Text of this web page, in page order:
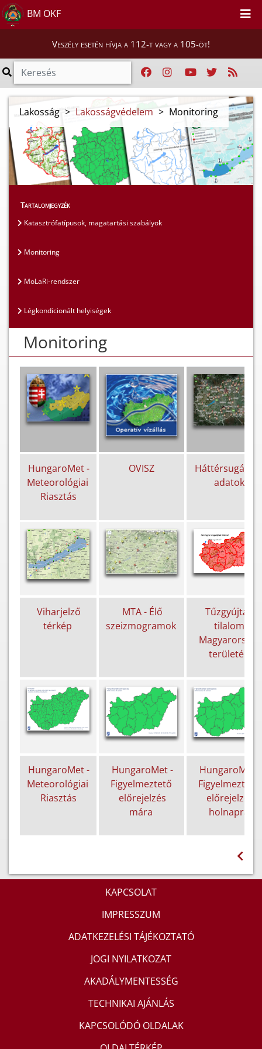
BM OKF
Veszély esetén hívja a 112-t vagy a 105-öt!
Lakosság > Lakosságvédelem > Monitoring
Tartalomjegyzék
Katasztrófatípusok, magatartási szabályok
Monitoring
MoLaRi-rendszer
Légkondicionált helyiségek
Monitoring
HungaroMet -
Meteorológiai
Riasztás
OVISZ
adatok
Viharjelző
térkép
MTA - Élő
szeizmogramok
Tűzgyújtási
tilalom
Magyarország
területén
HungaroMet -
Meteorológiai
Riasztás
HungaroMet -
Figyelmeztető
előrejelzés
mára
HungaroMet -
Figyelmeztető
előrejelzés
holnapra
KAPCSOLAT
IMPRESSZUM
ADATKEZELÉSI TÁJÉKOZTATÓ
JOGI NYILATKOZAT
AKADÁLYMENTESSÉG
TECHNIKAI AJÁNLÁS
KAPCSOLÓDÓ OLDALAK